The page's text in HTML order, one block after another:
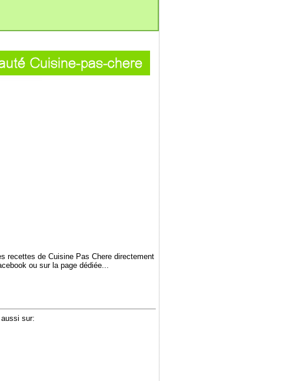
recettes de Cuisine Pas Chere directement
ou sur la page dédiée...
sur: